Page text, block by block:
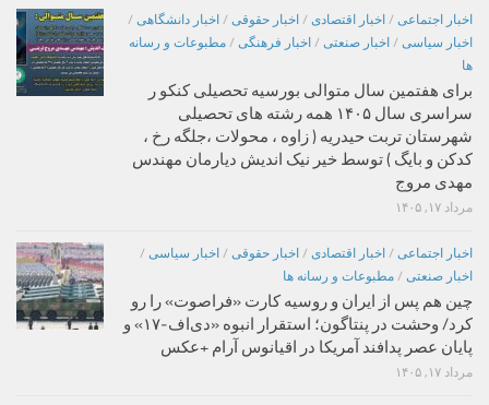
اخبار اجتماعی / اخبار اقتصادی / اخبار حقوقی / اخبار دانشگاهی /
اخبار سیاسی / اخبار صنعتی / اخبار فرهنگی / مطبوعات و رسانه
ها
برای هفتمین سال متوالی بورسیه تحصیلی کنکو ر
سراسری سال ۱۴۰۵ همه رشته های تحصیلی
شهرستان تربت حیدریه ( زاوه ، محولات ،جلگه رخ ،
کدکن و بایگ ) توسط خیر نیک اندیش دیارمان مهندس
مهدی مروج
مرداد ۱۷, ۱۴۰۵
اخبار اجتماعی / اخبار اقتصادی / اخبار حقوقی / اخبار سیاسی /
اخبار صنعتی / مطبوعات و رسانه ها
چین هم پس از ایران و روسیه کارت «فراصوت» را رو
کرد/ وحشت در پنتاگون؛ استقرار انبوه «دی‌اف‑۱۷» و
پایان عصر پدافند آمریکا در اقیانوس آرام +عکس
مرداد ۱۷, ۱۴۰۵